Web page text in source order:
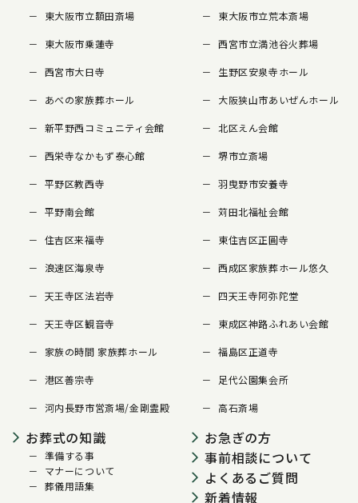
東大阪市立額田斎場 東大阪市立荒本斎場
東大阪市乗蓮寺 西宮市立満池谷火葬場
西宮市大日寺 生野区安泉寺ホール
あべの家族葬ホール 大阪狭山市あいぜんホール
新平野西コミュニティ会館 北区えん会館
西栄寺なかもず泰心館 堺市立斎場
平野区教西寺 羽曳野市安養寺
平野南会館 苅田北福祉会館
住吉区来福寺 東住吉区正圓寺
浪速区海泉寺 西成区家族葬ホール悠久
天王寺区法岩寺 四天王寺阿弥陀堂
天王寺区観音寺 東成区神路ふれあい会館
家族の時間 家族葬ホール 福島区正道寺
港区善宗寺 足代公園集会所
河内長野市営斎場/金剛霊殿 高石斎場
お葬式の知識
準備する事
マナーについて
葬儀用語集
お急ぎの方
事前相談について
よくあるご質問
新着情報